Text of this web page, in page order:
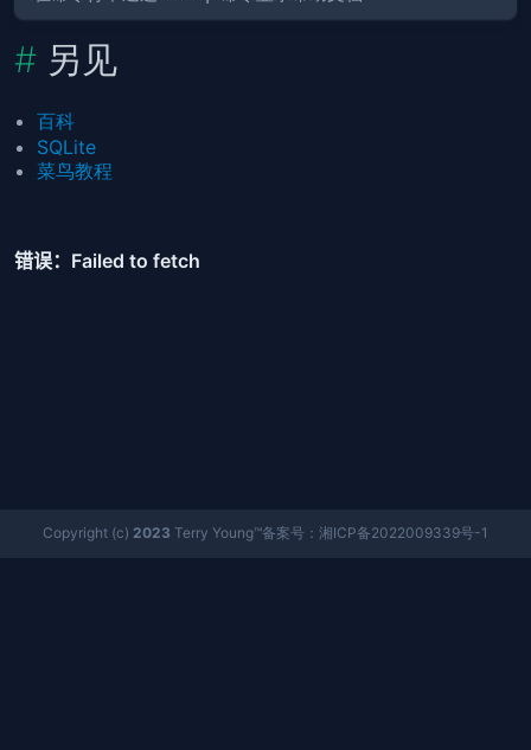
另见
百科
SQLite
菜鸟教程
Copyright (c) 2023 Terry Young™备案号：湘ICP备2022009339号-1